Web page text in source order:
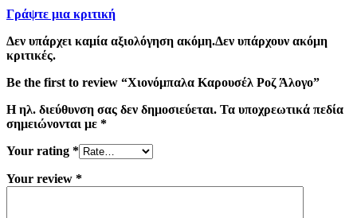
Γράψτε μια κριτική
Δεν υπάρχει καμία αξιολόγηση ακόμη.Δεν υπάρχουν ακόμη
κριτικές.
Be the first to review “Χιονόμπαλα Καρουσέλ Ροζ Άλογο”
Η ηλ. διεύθυνση σας δεν δημοσιεύεται. Τα υποχρεωτικά πεδία
σημειώνονται με *
Your rating *
Your review *